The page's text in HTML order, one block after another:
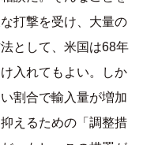
打撃を受け、大量の
として、米国は68年
入れてもよい。しか
割合で輸入量が増加
えるための「調整措